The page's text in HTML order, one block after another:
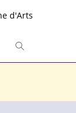
d'Arts
Toggle